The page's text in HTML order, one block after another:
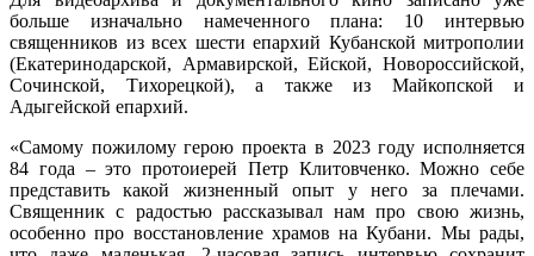
больше изначально намеченного плана: 10 интервью
священников из всех шести епархий Кубанской митрополии
(Екатеринодарской, Армавирской, Ейской, Новороссийской,
Сочинской, Тихорецкой), а также из Майкопской и
Адыгейской епархий.
«Самому пожилому герою проекта в 2023 году исполняется
84 года – это протоиерей Петр Клитовченко. Можно себе
представить какой жизненный опыт у него за плечами.
Священник с радостью рассказывал нам про свою жизнь,
особенно про восстановление храмов на Кубани. Мы рады,